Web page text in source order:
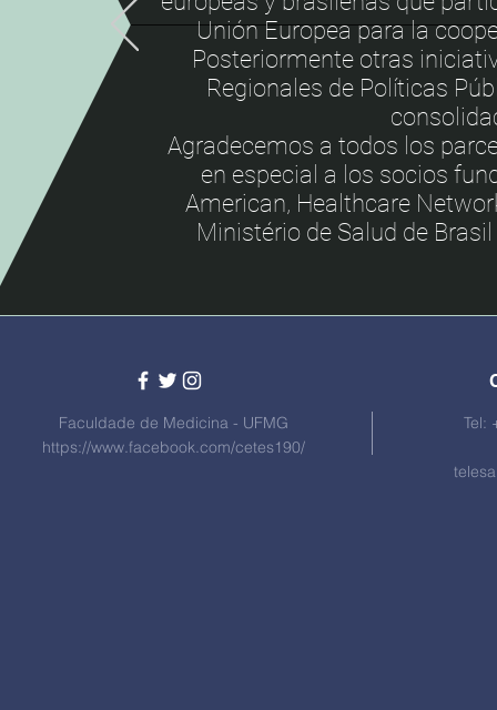
Unión Europea para la
Posteriormente otras
Regionales de Políticas
Agradecemos a todos los
en especial a los socios
American, Healthcare
Ministério de Salud de
Faculdade de Medicina - UFMG
https://www.facebook.com/cetes190/
Tel: